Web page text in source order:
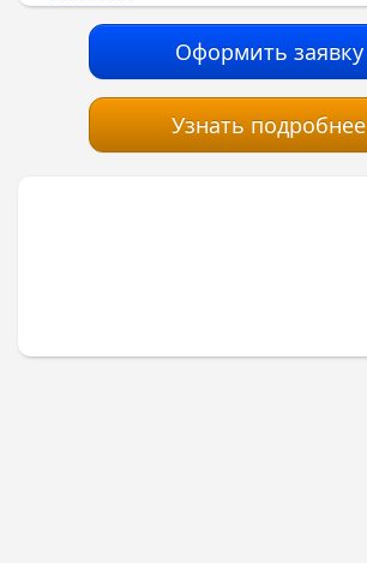
Оформить заявку
Узнать подробнее